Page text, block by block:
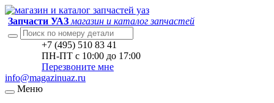
Запчасти УАЗ магазин и каталог запчастей
+7 (495) 510 83 41
ПН-ПТ с 10:00 до 17:00
Перезвоните мне
info@magazinuaz.ru
Меню